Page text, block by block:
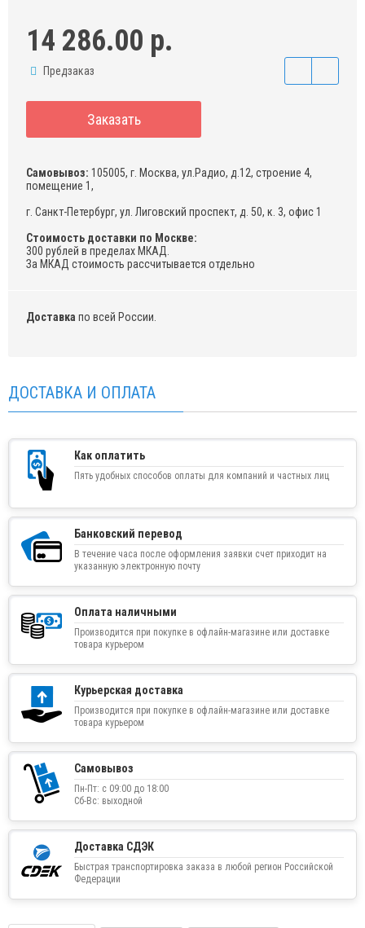
14 286.00 р.
Предзаказ
Заказать
Самовывоз: 105005, г. Москва, ул.Радио, д.12, строение 4,
помещение 1,
г. Санкт-Петербург, ул. Лиговский проспект, д. 50, к. 3, офис 1
Стоимость доставки по Москве:
300 рублей в пределах МКАД.
За МКАД стоимость рассчитывается отдельно
Доставка по всей России.
ДОСТАВКА И ОПЛАТА
Как оплатить
Пять удобных способов оплаты для компаний и частных лиц
Банковский перевод
В течение часа после оформления заявки счет приходит на
указанную электронную почту
Оплата наличными
Производится при покупке в офлайн-магазине или доставке
товара курьером
Курьерская доставка
Производится при покупке в офлайн-магазине или доставке
товара курьером
Самовывоз
Пн-Пт: с 09:00 до 18:00
Сб-Вс: выходной
Доставка СДЭК
Быстрая транспортировка заказа в любой регион Российской
Федерации